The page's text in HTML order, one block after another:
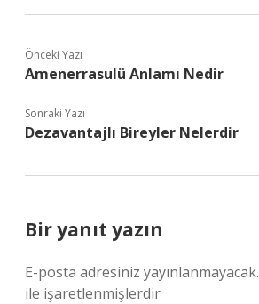
Önceki Yazı
Amenerrasulü Anlamı Nedir
Sonraki Yazı
Dezavantajlı Bireyler Nelerdir
Bir yanıt yazın
E-posta adresiniz yayınlanmayacak.
ile işaretlenmişlerdir